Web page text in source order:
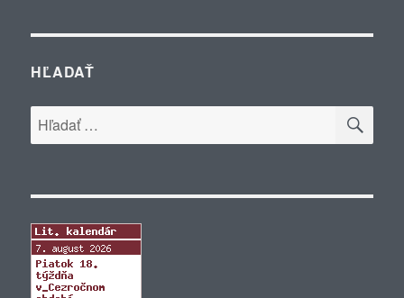
HĽADAŤ
Hľadať: